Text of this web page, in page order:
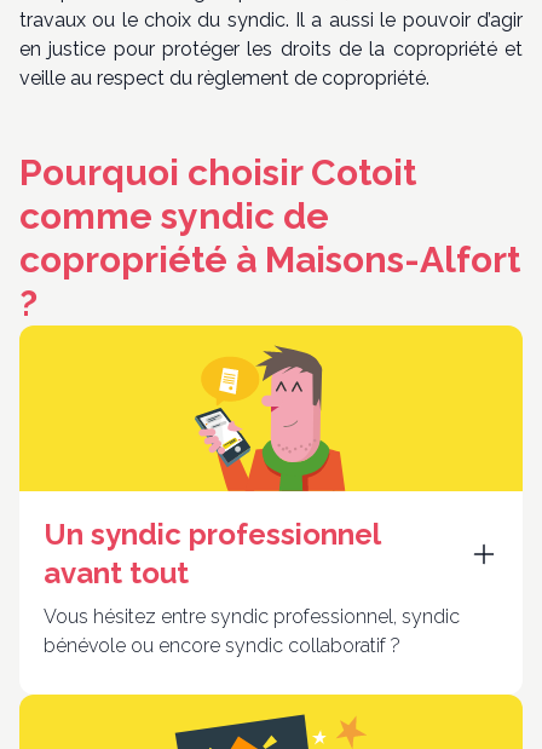
travaux ou le choix du syndic. Il a aussi le pouvoir d’agir
en justice pour protéger les droits de la copropriété et
veille au respect du règlement de copropriété.
Pourquoi choisir Cotoit
comme syndic de
copropriété à Maisons-Alfort
?
Un syndic professionnel
avant tout
Vous hésitez entre syndic professionnel, syndic
bénévole ou encore syndic collaboratif ?